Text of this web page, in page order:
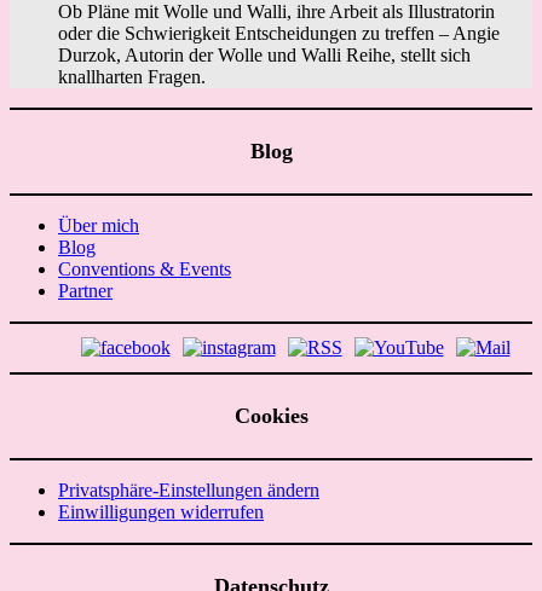
Ob Pläne mit Wolle und Walli, ihre Arbeit als Illustratorin
oder die Schwierigkeit Entscheidungen zu treffen – Angie
Durzok, Autorin der Wolle und Walli Reihe, stellt sich
knallharten Fragen.
Blog
Über mich
Blog
Conventions & Events
Partner
Cookies
Privatsphäre-Einstellungen ändern
Einwilligungen widerrufen
Datenschutz